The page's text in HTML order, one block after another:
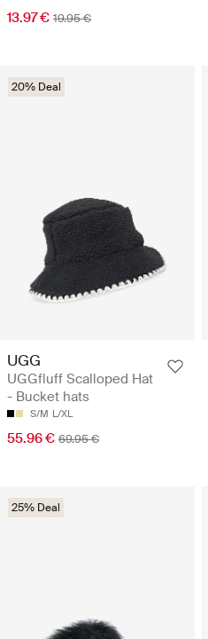
13.97 € 19.95 €
20% Deal
UGG
UGGfluff Scalloped Hat
- Bucket hats
S/M L/XL
55.96 € 69.95 €
25% Deal